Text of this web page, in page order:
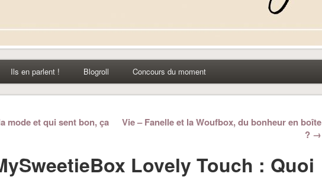
Ils en parlent ! Blogroll Concours du moment
mode et qui sent bon, ça
Vie – Fanelle et la Woufbox, du bonheur en boîte
? →
Lovely Touch : Quoi